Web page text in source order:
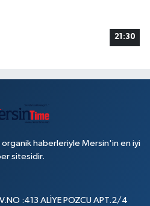
21:30
haberleriyle Mersin'in en iyi
sitesidir.
:413 ALİYE POZCU APT.2/4